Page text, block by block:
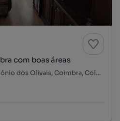
com boas áreas
Quinta da Maia, Santo António dos Olivais, Coimbra, Coimbra